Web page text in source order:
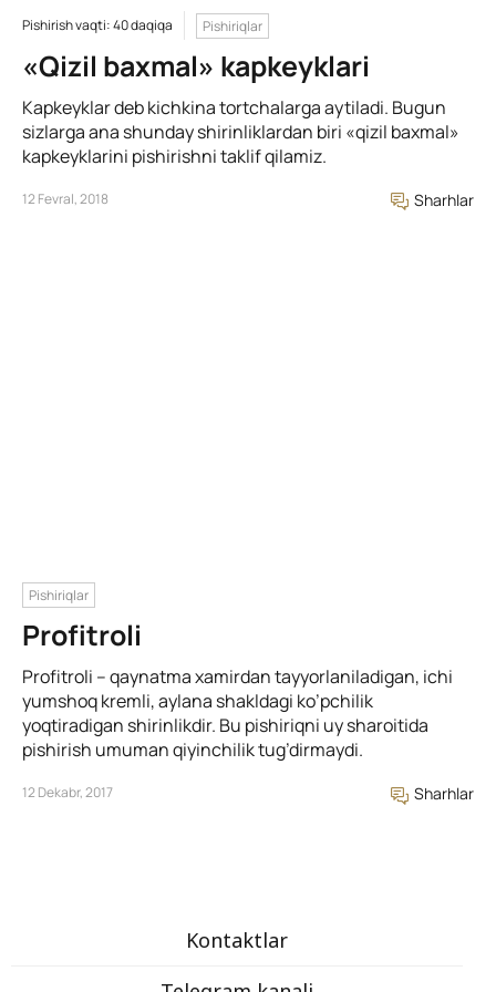
Pishirish vaqti: 40 daqiqa Pishiriqlar
«Qizil baxmal» kapkeyklari
Kapkeyklar deb kichkina tortchalarga aytiladi. Bugun
sizlarga ana shunday shirinliklardan biri «qizil baxmal»
kapkeyklarini pishirishni taklif qilamiz.
12 Fevral, 2018 Sharhlar
Pishiriqlar
Profitroli
Profitroli – qaynatma xamirdan tayyorlaniladigan, ichi
yumshoq kremli, aylana shakldagi ko’pchilik
yoqtiradigan shirinlikdir. Bu pishiriqni uy sharoitida
pishirish umuman qiyinchilik tug’dirmaydi.
12 Dekabr, 2017 Sharhlar
Kontaktlar